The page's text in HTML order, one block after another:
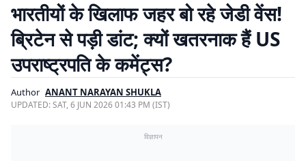
भारतीयों के खिलाफ जहर बो रहे जेडी वेंस!
ब्रिटेन से पड़ी डांट; क्यों खतरनाक हैं US
उपराष्ट्रपति के कमेंट्स?
Author ANANT NARAYAN SHUKLA
UPDATED:SAT, 6 JUN 2026 01:43 PM (IST)
विज्ञापन